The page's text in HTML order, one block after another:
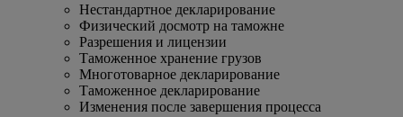
Нестандартное декларирование
Физический досмотр на таможне
Разрешения и лицензии
Таможенное хранение грузов
Многотоварное декларирование
Таможенное декларирование
Изменения после завершения процесса